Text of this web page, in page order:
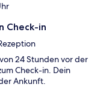
Check-in
24 Stunden vor der
Check-in. Dein
Ankunft.